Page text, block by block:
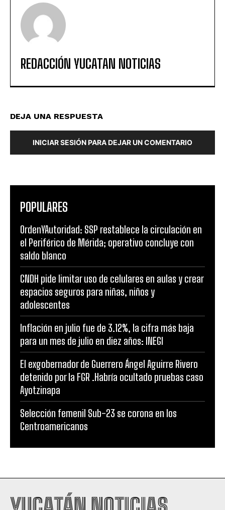
REDACCIÓN YUCATAN NOTICIAS
DEJA UNA RESPUESTA
INICIAR SESIÓN PARA DEJAR UN COMENTARIO
POPULARES
OrdenYAutoridad: SSP restablece la circulación en
el Periférico de Mérida; operativo concluye con
saldo blanco
CNDH pide limitar uso de celulares en aulas y crear
espacios seguros para niñas, niños y
adolescentes
Inflación en julio fue de 3.12%, la cifra más baja
para un mes de julio en diez años: INEGI
El exgobernador de Guerrero Ángel Aguirre Rivero
detenido por la FGR .Habría ocultado pruebas caso
Ayotzinapa
Selección femenil Sub-23 se corona en los
Centroamericanos